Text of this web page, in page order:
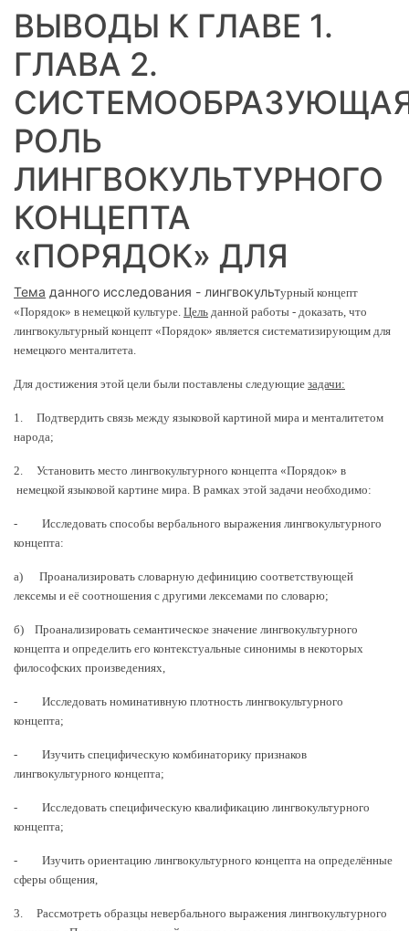
ВЫВОДЫ К ГЛАВЕ 1.
ГЛАВА 2.
РОЛЬ
ЛИНГВОКУЛЬТУРНОГО
КОНЦЕПТА
«ПОРЯДОК» ДЛЯ
Тема данного исследования - лингвокультурный концепт
«Порядок» в немецкой культуре. Цель данной работы - доказать, что
лингвокультурный концепт «Порядок» является систематизирующим для
немецкого менталитета.
Для достижения этой цели были поставлены следующие задачи:
1. Подтвердить связь между языковой картиной мира и менталитетом
народа;
2. Установить место лингвокультурного концепта «Порядок» в
немецкой языковой картине мира. В рамках этой задачи необходимо:
- Исследовать способы вербального выражения лингвокультурного
концепта:
а) Проанализировать словарную дефиницию соответствующей
лексемы и её соотношения с другими лексемами по словарю;
б) Проанализировать семантическое значение лингвокультурного
концепта и определить его контекстуальные синонимы в некоторых
философских произведениях,
- Исследовать номинативную плотность лингвокультурного
концепта;
- Изучить специфическую комбинаторику признаков
лингвокультурного концепта;
- Исследовать специфическую квалификацию лингвокультурного
концепта;
- Изучить ориентацию лингвокультурного концепта на определённые
сферы общения,
3. Рассмотреть образцы невербального выражения лингвокультурного